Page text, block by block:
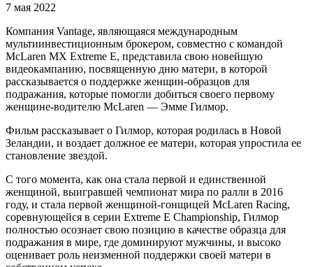
7 мая 2022
Компания Vantage, являющаяся международным
мультиинвестиционным брокером, совместно с командой
McLaren MX Extreme E, представила свою новейшую
видеокампанию, посвященную дню матери, в которой
рассказывается о поддержке женщин-образцов для
подражания, которые помогли добиться своего первому
женщине-водителю McLaren — Эмме Гилмор.
Фильм рассказывает о Гилмор, которая родилась в Новой
Зеландии, и воздает должное ее матери, которая упростила ее
становление звездой.
С того момента, как она стала первой и единственной
женщиной, выигравшей чемпионат мира по ралли в 2016
году, и стала первой женщиной-гонщицей McLaren Racing,
соревнующейся в серии Extreme E Championship, Гилмор
полностью осознает свою позицию в качестве образца для
подражания в мире, где доминируют мужчины, и высоко
оценивает роль неизменной поддержки своей матери в